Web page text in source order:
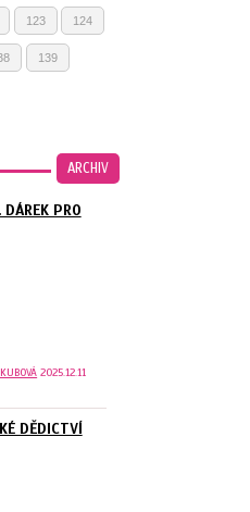
123 124
139
ARCHIV
PRO
2025.12.11
DĚDICTVÍ